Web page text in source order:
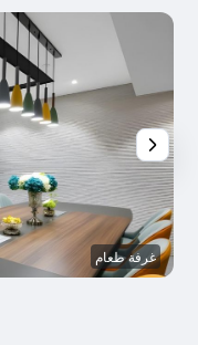
غرفة طعام